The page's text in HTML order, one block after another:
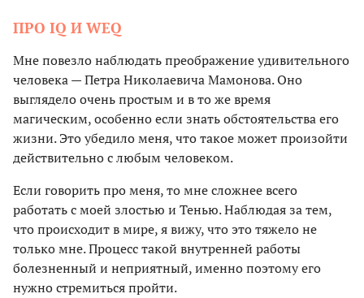
ПРО IQ И WEQ
Мне повезло наблюдать преображение удивительного
человека — Петра Николаевича Мамонова. Оно
выглядело очень простым и в то же время
магическим, особенно если знать обстоятельства его
жизни. Это убедило меня, что такое может произойти
действительно с любым человеком.
Если говорить про меня, то мне сложнее всего
работать с моей злостью и Тенью. Наблюдая за тем,
что происходит в мире, я вижу, что это тяжело не
только мне. Процесс такой внутренней работы
болезненный и неприятный, именно поэтому его
нужно стремиться пройти.